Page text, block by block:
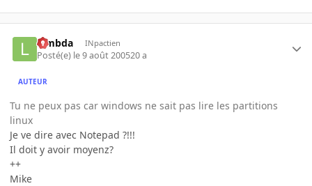
lambda INpactien
Posté(e) le 9 août 200520 a
AUTEUR
Tu ne peux pas car windows ne sait pas lire les partitions
linux
Je ve dire avec Notepad ?!!!
Il doit y avoir moyenz?
++
Mike